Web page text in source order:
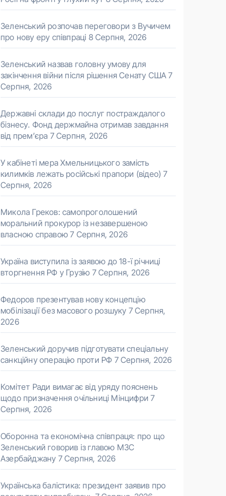
Зеленський розпочав переговори з Вучичем
про нову еру співпраці 8 Серпня, 2026
Зеленський назвав головну умову для
закінчення війни після рішення Сенату США 7
Серпня, 2026
Державні склади до послуг постраждалого
бізнесу. Фонд держмайна отримав завдання
від прем’єра 7 Серпня, 2026
У кабінеті мера Хмельницького замість
килимків лежать російські прапори (відео) 7
Серпня, 2026
Микола Греков: самопроголошений
моральний прокурор із незавершеною
власною справою 7 Серпня, 2026
Україна виступила із заявою до 18-ї річниці
вторгнення РФ у Грузію 7 Серпня, 2026
Федоров презентував нову концепцію
мобілізації без масового розшуку 7 Серпня,
2026
Зеленський доручив підготувати спеціальну
санкційну операцію проти РФ 7 Серпня, 2026
Комітет Ради вимагає від уряду пояснень
щодо призначення очільниці Мінцифри 7
Серпня, 2026
Оборонна та економічна співпраця: про що
Зеленський говорив із главою МЗС
Азербайджану 7 Серпня, 2026
Українська балістика: президент заявив про